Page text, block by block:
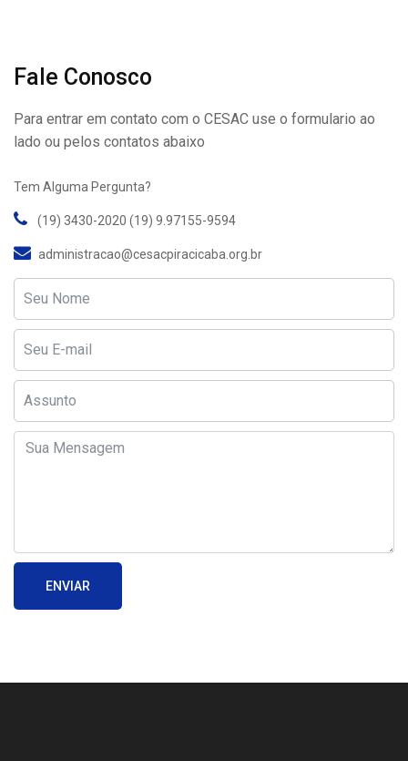
Fale Conosco
Para entrar em contato com o CESAC use o formulario ao
lado ou pelos contatos abaixo
Tem Alguma Pergunta?
(19) 3430-2020 (19) 9.97155-9594
administracao@cesacpiracicaba.org.br
ENVIAR